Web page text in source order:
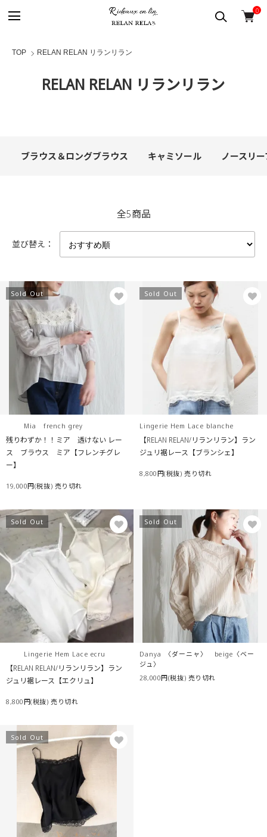
0
TOP RELAN RELAN リランリラン
RELAN RELAN リランリラン
ブラウス＆ロングブラウス キャミソール ノースリ
全5商品
並び替え：
Sold Out
Mia french grey
残りわずか！！ミア 透けない レー
ス ブラウス ミア【フレンチグレ
ー】
19,000円(税抜) 売り切れ
Sold Out
Lingerie Hem Lace blanche
【RELAN RELAN/リランリラン】ラン
ジュリ裾レース【ブランシェ】
8,800円(税抜) 売り切れ
Sold Out
Lingerie Hem Lace ecru
【RELAN RELAN/リランリラン】ラン
ジュリ裾レース【エクリュ】
8,800円(税抜) 売り切れ
Sold Out
Danya 〈ダーニャ〉 beige〈ベー
ジュ〉
28,000円(税抜) 売り切れ
Sold Out